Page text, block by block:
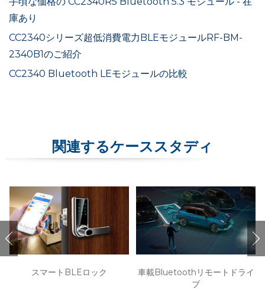
庫あり
CC2340シリーズ超低消費電力BLEモジュールRF-BM-
2340B1のご紹介
CC2340 Bluetooth LEモジュールの比較
関連するケーススタディ
スマートBLEロック
車載Bluetoothリモートドライ
ブ